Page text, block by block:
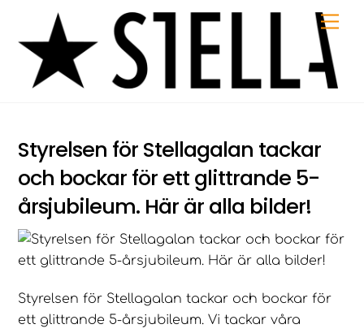
content
Styrelsen för Stellagalan tackar
och bockar för ett glittrande 5-
årsjubileum. Här är alla bilder!
Styrelsen för Stellagalan tackar och bockar för
ett glittrande 5-årsjubileum. Vi tackar våra